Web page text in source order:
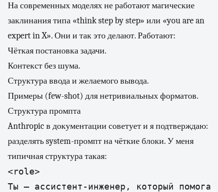
На современных моделях не работают магические
заклинания типа «think step by step» или «you are an
expert in X». Они и так это делают. Работают:
Чёткая постановка задачи.
Контекст без шума.
Структура ввода и желаемого вывода.
Примеры (few-shot) для нетривиальных форматов.
Структура промпта
Anthropic в документации советует и я подтверждаю:
разделять system-промпт на чёткие блоки. У меня
типичная структура такая:
<role>
Ты — ассистент-инженер, который